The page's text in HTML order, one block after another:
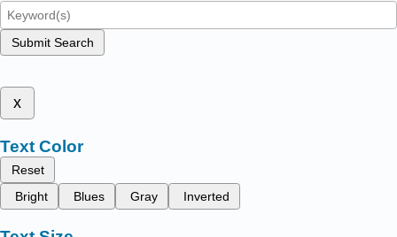
Submit Search
x
Text Color
Reset
Bright
Blues Gray Inverted